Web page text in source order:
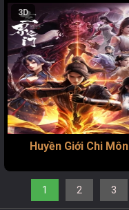
3D
Huyền Giới Chi Môn
1 2 3